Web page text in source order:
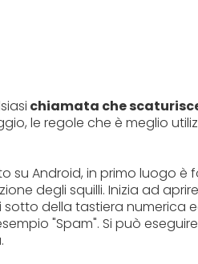
chiamata che
le regole che è meglio
su Android, in primo luogo
degli squilli. Inizia ad
della tastiera numerica
"Spam". Si può